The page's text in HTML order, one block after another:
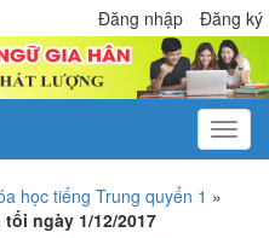
Đăng nhập Đăng ký
học tiếng Trung quyển 1 »
ngày 1/12/2017